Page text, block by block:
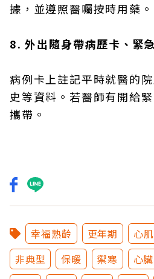
據，並遵照醫囑按時用藥。
8. 外出隨身帶病歷卡、緊
病例卡上註記平時就醫的
史等資料。若醫師有開給
攜帶。​
幸福熟齡 更年期 心
非典型
保暖 禦寒 心